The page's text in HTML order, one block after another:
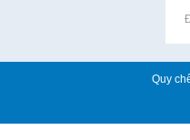
Rao vặt tại
Quy